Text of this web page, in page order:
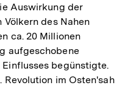
Auswirkung der
des Nahen
ca. 20 Millionen
aufgeschobene
begünstigte.
Revolution im Osten'sah